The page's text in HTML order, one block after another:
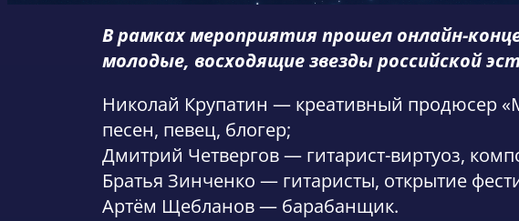
В рамках мероприятия прошел онлайн-
молодые, восходящие звезды российской
Николай Крупатин — креативный продюсер
песен, певец, блогер;
Дмитрий Четвергов — гитарист-виртуоз,
Братья Зинченко — гитаристы, открытие
Артём Щебланов — барабанщик.